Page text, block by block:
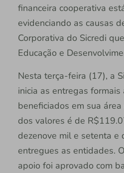
financeira cooperativa
evidenciando as causas
Corporativa do Sicredi
Educação e
Nesta terça-feira (17), a
inicia as entregas formais
beneficiados em sua
dos valores é de
dezenove mil e setenta e
entregues as entidades.
apoio foi aprovado com